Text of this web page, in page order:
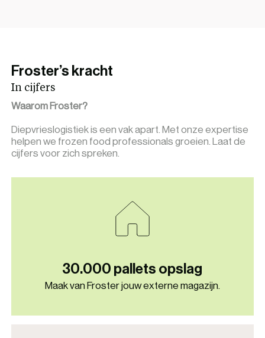
Froster’s kracht
In cijfers
Waarom Froster?
Diepvrieslogistiek is een vak apart. Met onze expertise
helpen we frozen food professionals groeien. Laat de
cijfers voor zich spreken.
30.000 pallets opslag
Maak van Froster jouw externe magazijn.